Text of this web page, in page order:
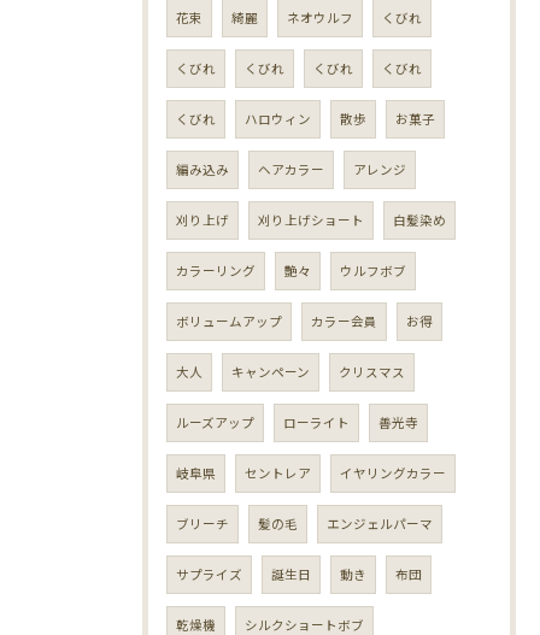
花束 綺麗 ネオウルフ くびれ
くびれ くびれ くびれ くびれ
くびれ ハロウィン 散歩 お菓子
編み込み ヘアカラー アレンジ
刈り上げ 刈り上げショート 白髪染め
カラーリング 艶々 ウルフボブ
ボリュームアップ カラー会員 お得
大人 キャンペーン クリスマス
ルーズアップ ローライト 善光寺
岐阜県 セントレア イヤリングカラー
ブリーチ 髪の毛 エンジェルパーマ
サプライズ 誕生日 動き 布団
乾燥機 シルクショートボブ